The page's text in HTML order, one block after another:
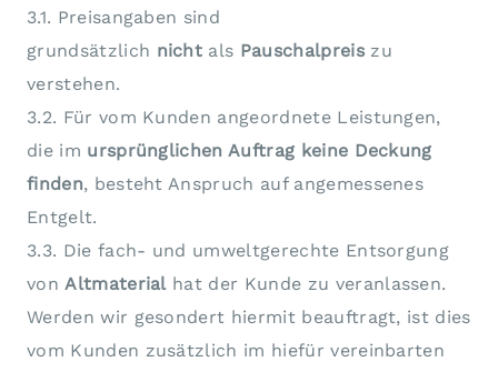
3.1. Preisangaben sind
grundsätzlich nicht als Pauschalpreis zu
verstehen.
3.2. Für vom Kunden angeordnete Leistungen,
die im ursprünglichen Auftrag keine Deckung
finden, besteht Anspruch auf angemessenes
Entgelt.
3.3. Die fach- und umweltgerechte Entsorgung
von Altmaterial hat der Kunde zu veranlassen.
Werden wir gesondert hiermit beauftragt, ist dies
vom Kunden zusätzlich im hiefür vereinbarten